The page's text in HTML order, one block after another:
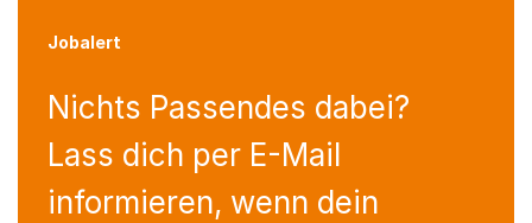
Jobalert
Nichts Passendes dabei?
Lass dich per E-Mail
informieren, wenn dein